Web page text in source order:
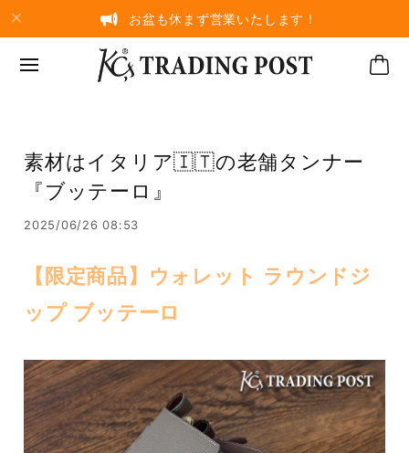
お盆も休まず営業いたします！
素材はイタリア🇮🇹の老舗タンナー
『ブッテーロ』
2025/06/26 08:53
【限定商品】ウォレット ラウンドジ
ップ ブッテーロ